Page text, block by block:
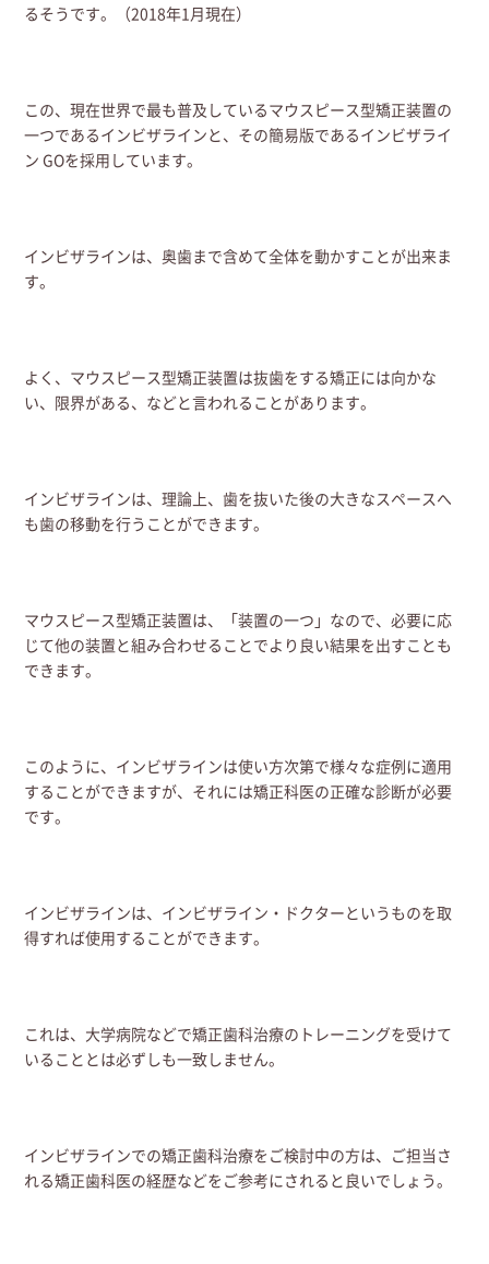
るそうです。（2018年1月現在）
この、現在世界で最も普及しているマウスピース型矯正装置の
一つであるインビザラインと、その簡易版であるインビザライ
ン GOを採用しています。
インビザラインは、奥歯まで含めて全体を動かすことが出来ま
す。
よく、マウスピース型矯正装置は抜歯をする矯正には向かな
い、限界がある、などと言われることがあります。
インビザラインは、理論上、歯を抜いた後の大きなスペースへ
も歯の移動を行うことができます。
マウスピース型矯正装置は、「装置の一つ」なので、必要に応
じて他の装置と組み合わせることでより良い結果を出すことも
できます。
このように、インビザラインは使い方次第で様々な症例に適用
することができますが、それには矯正科医の正確な診断が必要
です。
インビザラインは、インビザライン・ドクターというものを取
得すれば使用することができます。
これは、大学病院などで矯正歯科治療のトレーニングを受けて
いることとは必ずしも一致しません。
インビザラインでの矯正歯科治療をご検討中の方は、ご担当さ
れる矯正歯科医の経歴などをご参考にされると良いでしょう。